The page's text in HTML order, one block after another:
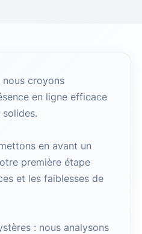
nous croyons
en ligne efficace
en avant un
première étape
et les faiblesses de
: nous analysons